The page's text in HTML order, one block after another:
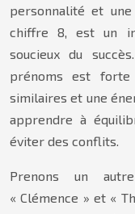
personnalité et une
chiffre 8, est un
soucieux du
prénoms est
similaires et une
apprendre à
éviter des conflits.
Prenons un
« Clémence » et «